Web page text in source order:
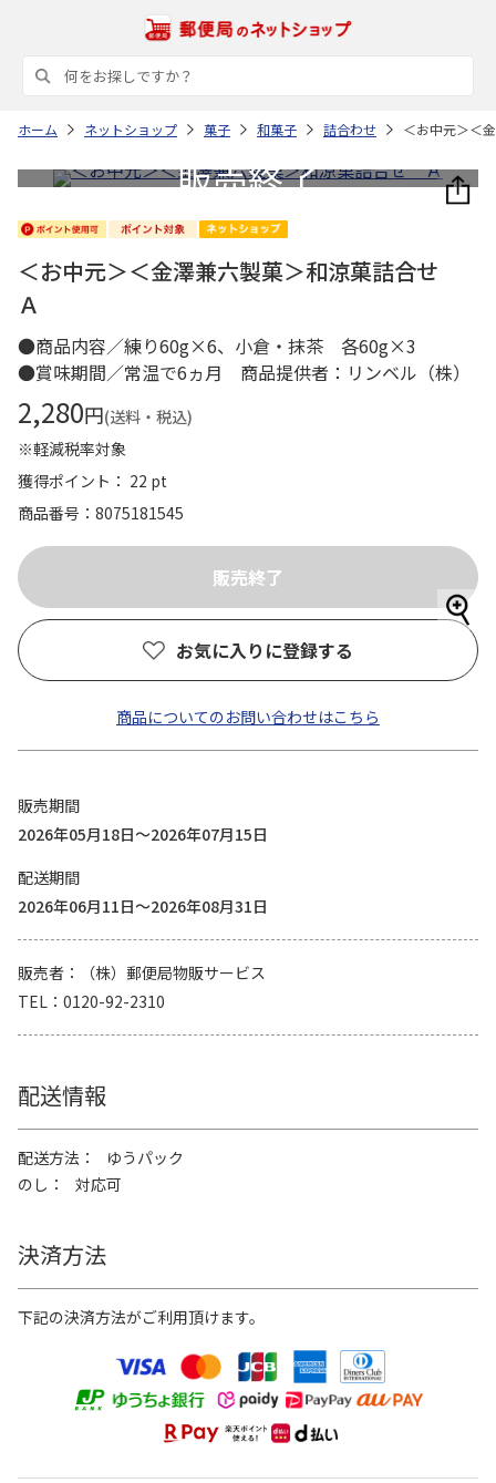
ホーム ネットショップ 菓子 和菓子 詰合わせ ＜お中元＞＜
＜お中元＞＜金澤兼六製菓＞和涼菓詰合せ
Ａ
●商品内容／練り60g×6、小倉・抹茶 各60g×3
●賞味期間／常温で6ヵ月 商品提供者：リンベル（株）
2,280円(送料・税込)
※軽減税率対象
獲得ポイント： 22 pt
商品番号
8075181545
お気に入りに登録する
商品についてのお問い合わせはこちら
販売期間
2026年05月18日～2026年07月15日
配送期間
2026年06月11日～2026年08月31日
販売者
（株）郵便局物販サービス
TEL
0120-92-2310
配送情報
配送方法
ゆうパック
のし
対応可
決済方法
下記の決済方法がご利用頂けます。